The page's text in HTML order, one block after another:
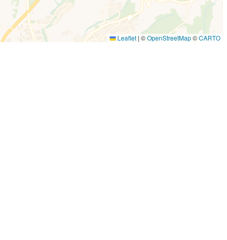
Leaflet | ©OpenStreetMap©CARTO